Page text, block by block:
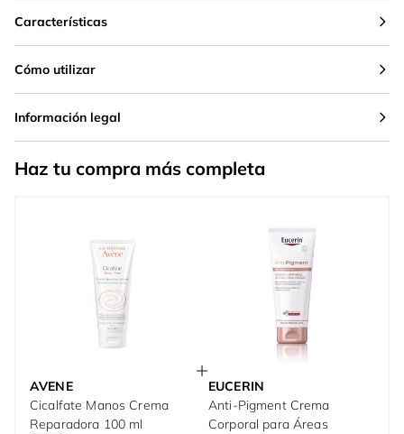
Características
Cómo utilizar
Información legal
Haz tu compra más completa
AVENE
Cicalfate Manos Crema
Reparadora 100 ml
EUCERIN
Anti-Pigment Crema
Corporal para Áreas